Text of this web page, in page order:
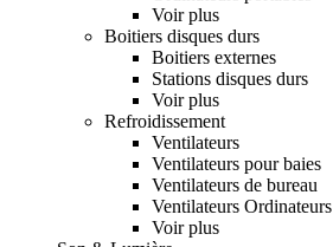
Voir plus
Boitiers disques durs
Boitiers externes
Stations disques durs
Voir plus
Refroidissement
Ventilateurs
Ventilateurs pour baies
Ventilateurs de bureau
Ventilateurs Ordinateurs
Voir plus